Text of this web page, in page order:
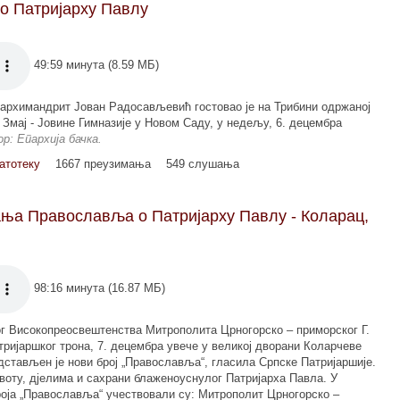
Патријарху Павлу
49:59 минута (8.59 МБ)
Јован Радосављевић гостовао је на Трибини одржаној
Змај - Јовине Гимназије у Новом Саду, у недељу, 6. децембра
Епархија бачка.
1667 преузимања 549 слушања
Православља о Патријарху Павлу - Коларац,
98:16 минута (16.87 МБ)
Високопреосвештенства Митрополита Црногорско – приморског Г.
трона, 7. децембра увече у великој дворани Коларчеве
је нови број „Православља“, гласила Српске Патријаршије.
дјелима и сахрани блаженоуснулог Патријарха Павла. У
„Православља“ учествовали су: Митрополит Црногорско –